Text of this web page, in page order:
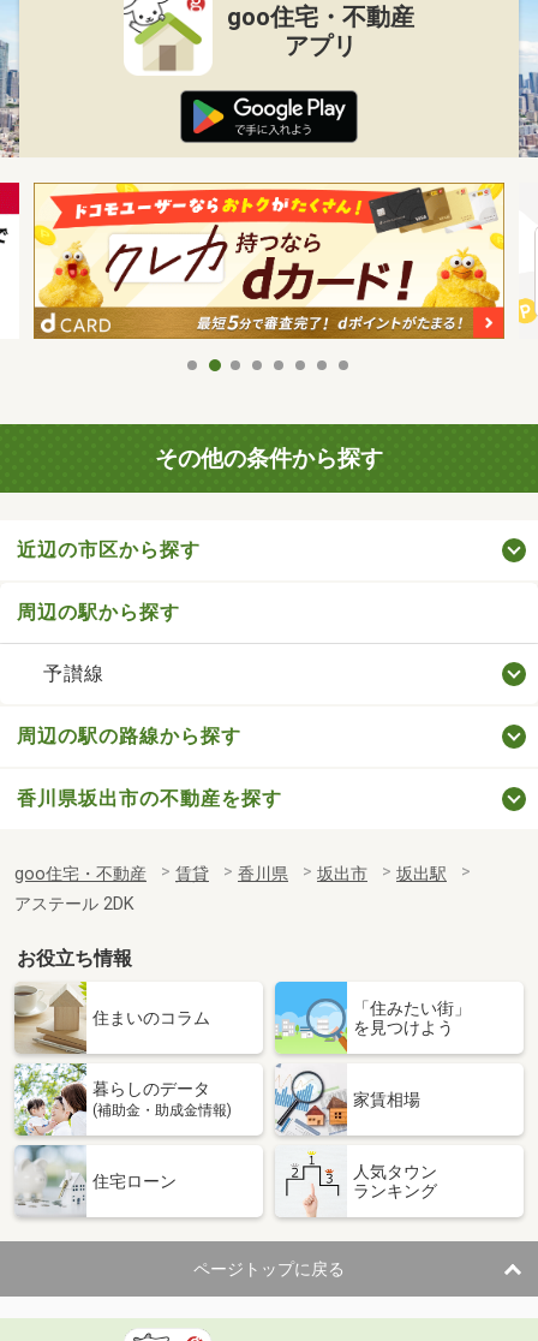
goo住宅・不動産
アプリ
その他の条件から探す
近辺の市区から探す
周辺の駅から探す
予讃線
周辺の駅の路線から探す
香川県坂出市の不動産を探す
goo住宅・不動産 賃貸 香川県 坂出市
坂出駅
アステール 2DK
お役立ち情報
住まいのコラム
「住みたい街」
を見つけよう
暮らしのデータ
(補助金・助成金情報)
家賃相場
住宅ローン
人気タウン
ランキング
ページトップに戻る